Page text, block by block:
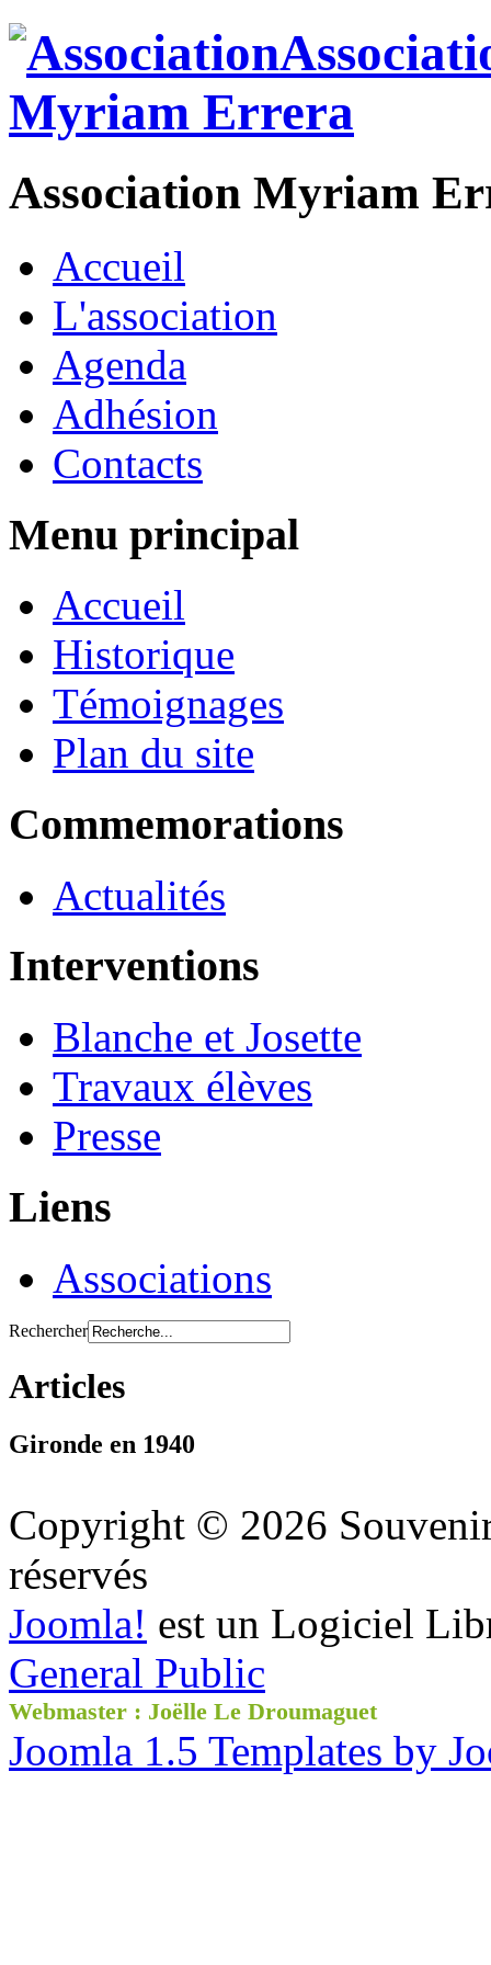
Association Myriam
Accueil
L'association
Agenda
Adhésion
Contacts
Menu principal
Accueil
Historique
Témoignages
Plan du site
Commemorations
Actualités
Interventions
Blanche et Josette
Travaux élèves
Presse
Liens
Associations
Rechercher
Articles
Gironde en 1940
Copyright © 2026
réservés
Joomla! est un Logiciel
General Public
Webmaster : Joëlle Le Droumaguet
Joomla 1.5 Templates by